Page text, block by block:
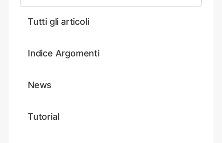
Tutti gli articoli
Indice Argomenti
News
Tutorial